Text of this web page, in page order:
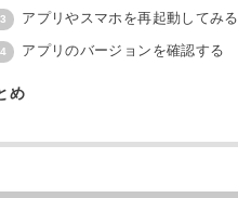
アプリやスマホを再起動してみる
アプリのバージョンを確認する
め